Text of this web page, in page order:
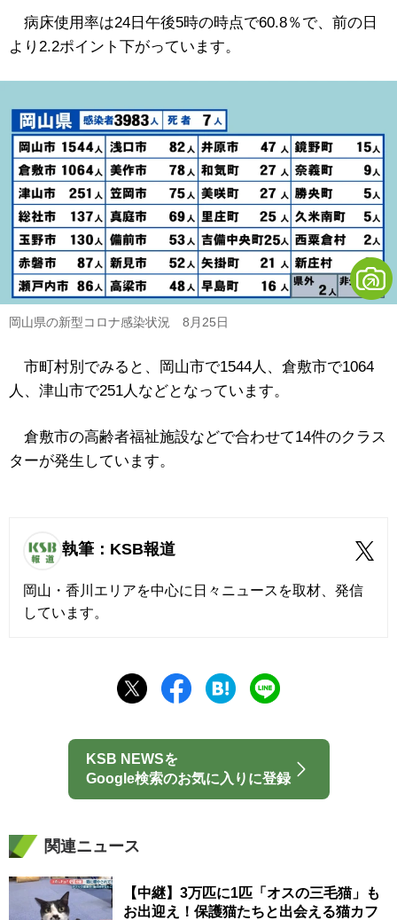
病床使用率は24日午後5時の時点で60.8％で、前の日
より2.2ポイント下がっています。
岡山県の新型コロナ感染状況 8月25日
市町村別でみると、岡山市で1544人、倉敷市で1064
人、津山市で251人などとなっています。
倉敷市の高齢者福祉施設などで合わせて14件のクラス
ターが発生しています。
執筆：KSB報道
岡山・香川エリアを中心に日々ニュースを取材、発信
しています。
KSB NEWSを
Google検索のお気に入りに登録
関連ニュース
【中継】3万匹に1匹「オスの三毛猫」も
お出迎え！保護猫たちと出会える猫カフ